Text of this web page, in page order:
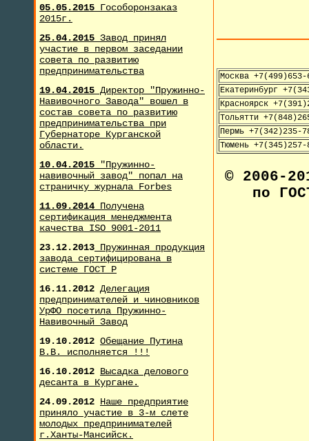
05.05.2015 Гособоронзаказ
2015г.
25.04.2015 Завод принял
участие в первом заседании
совета по развитию
предпринимательства
19.04.2015 Директор "Пружинно-
Навивочного Завода" вошел в
состав совета по развитию
предпринимательства при
Губернаторе Курганской
области.
10.04.2015 "Пружинно-
навивочный завод" попал на
страничку журнала Forbes
11.09.2014 Получена
сертификация менеджмента
качества ISO 9001-2011
23.12.2013 Пружинная продукция
завода сертифицирована в
системе ГОСТ Р
16.11.2012 Делегация
предпринимателей и чиновников
УрФО посетила Пружинно-
Навивочный Завод
19.10.2012 Обещание Путина
В.В. исполняется !!!
16.10.2012 Высадка делового
десанта в Кургане.
24.09.2012 Наше предприятие
приняло участие в 3-м слете
молодых предпринимателей
г.Ханты-Мансийск.
Москва +7(499)653-
Екатеринбург
Красноярск
Тольятти
Пермь +7(342)235-
Тюмень +7(345)257-
© 2006-
по